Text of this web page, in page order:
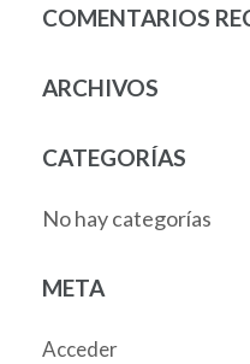
COMENTARIOS
ARCHIVOS
CATEGORÍAS
No hay categorías
META
Acceder